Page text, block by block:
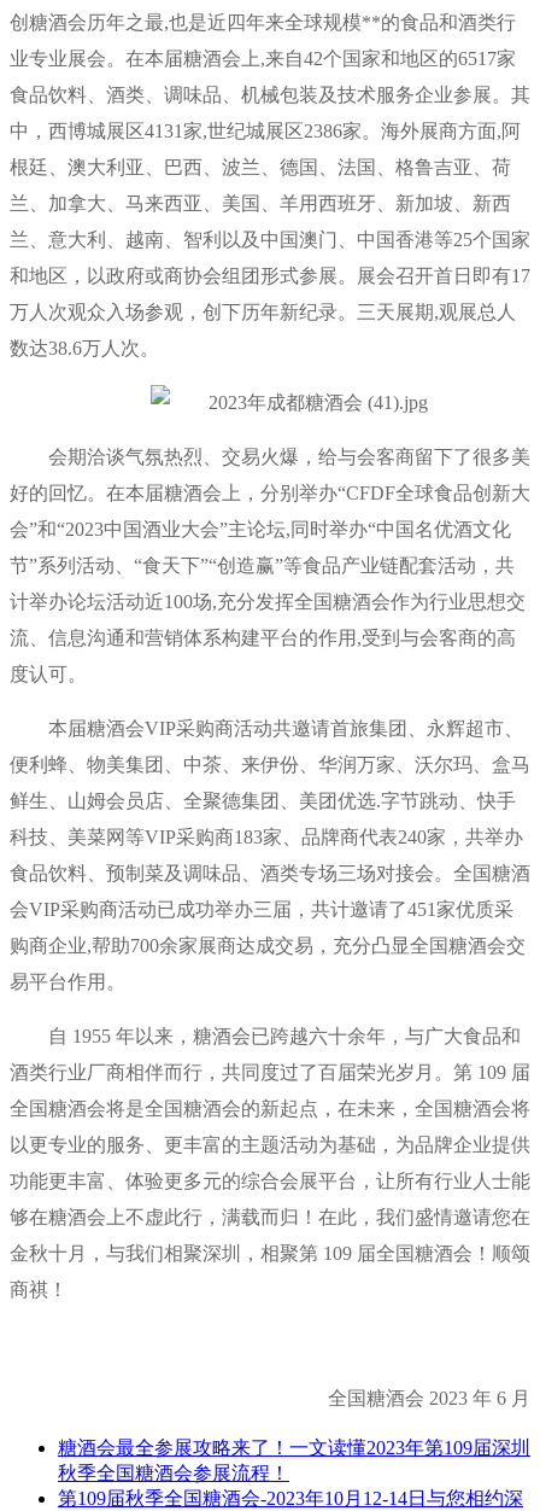
创糖酒会历年之最,也是近四年来全球规模**的食品和酒类行
业专业展会。在本届糖酒会上,来自42个国家和地区的6517家
食品饮料、酒类、调味品、机械包装及技术服务企业参展。其
中，西博城展区4131家,世纪城展区2386家。 海外展商方面,阿
根廷、澳大利亚、巴西、波兰、德国、法国、格鲁吉亚、荷
兰、加拿大、马来西亚、美国、羊用西班牙、新加坡、新西
兰、意大利、越南、智利以及中国澳门、中国香港等25个国家
和地区，以政府或商协会组团形式参展。
展会召开首日即有17
万人次观众入场参观，创下历年新纪录。三天展期,观展总人
数达38.6万人次。
会期洽谈气氛热烈、交易火爆，给与会客商留下了很多美
好的回忆。在本届糖酒会上，分别举办“CFDF全球食品创新大
会”和“2023中国酒业大会”主论坛,同时举办“中国名优酒文化
节”系列活动、“食天下”“创造赢”等食品产业链配套活动，共
计举办论坛活动近100场,充分发挥全国糖酒会作为行业思想交
流、信息沟通和营销体系构建平台的作用,受到与会客商的高
度认可。
本届糖酒会VIP采购商活动共邀请首旅集团、永辉超市、
便利蜂、物美集团、中茶、来伊份、华润万家、沃尔玛、盒马
鲜生、山姆会员店、全聚德集团、美团优选.字节跳动、快手
科技、美菜网等VIP采购商183家、品牌商代表240家，共举办
食品饮料、预制菜及调味品、酒类专场三场对接会。 全国糖酒
会VIP采购商活动已成功举办三届，共计邀请了451家优质采
购商企业,帮助700余家展商达成交易，充分凸显全国糖酒会交
易平台作用。
自 1955 年以来，糖酒会已跨越六十余年，与广大食品和
酒类行业厂商相伴而行，共同度过了百届荣光岁月。第 109 届
全国糖酒会将是全国糖酒会的新起点，在未来，全国糖酒会将
以更专业的服务、更丰富的主题活动为基础，为品牌企业提供
功能更丰富、体验更多元的综合会展平台，让所有行业人士能
够在糖酒会上不虚此行，满载而归！在此，我们盛情邀请您在
金秋十月，与我们相聚深圳，相聚第 109 届全国糖酒会！顺颂
商祺！
全国糖酒会 2023 年 6 月
糖酒会最全参展攻略来了！一文读懂2023年第109届深圳
秋季全国糖酒会参展流程！
第109届秋季全国糖酒会-2023年10月12-14日与您相约深